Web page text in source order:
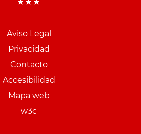
Aviso Legal
Privacidad
Contacto
Accesibilidad
Mapa web
w3c